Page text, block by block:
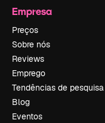
Empresa
Preços
Sobre nós
Reviews
Emprego
Tendências de pesquisa
Blog
Eventos